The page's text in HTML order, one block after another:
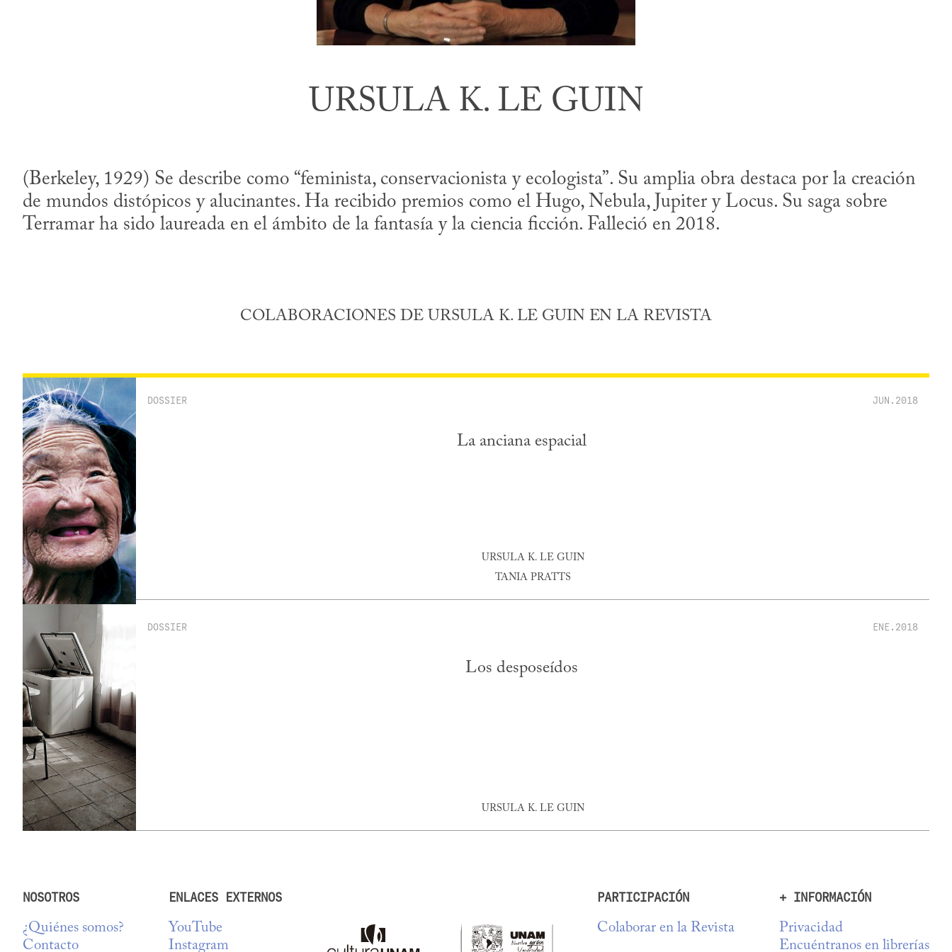
URSULA K. LE GUIN
(Berkeley, 1929) Se describe como “feminista, conservacionista y ecologista”. Su amplia obra destaca por la creación
de mundos distópicos y alucinantes. Ha recibido premios como el Hugo, Nebula, Jupiter y Locus. Su saga sobre
Terramar ha sido laureada en el ámbito de la fantasía y la ciencia ficción. Falleció en 2018.
COLABORACIONES DE URSULA K. LE GUIN EN LA REVISTA
DOSSIER JUN.2018
La anciana espacial
URSULA K. LE GUIN
TANIA PRATTS
DOSSIER ENE.2018
Los desposeídos
URSULA K. LE GUIN
NOSOTROS
¿Quiénes somos?
Contacto
ENLACES EXTERNOS
YouTube
Instagram
PARTICIPACIÓN
Colaborar en la Revista
+ INFORMACIÓN
Privacidad
Encuéntranos en librerías